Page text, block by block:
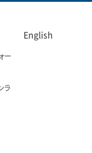
ー
ラ
English